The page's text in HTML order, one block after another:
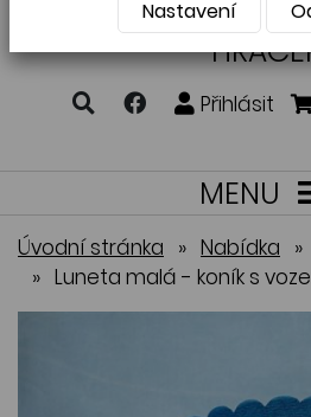
Přihlásit
MENU
Úvodní stránka » Nabídka »
» Luneta malá - koník s
Nastavení